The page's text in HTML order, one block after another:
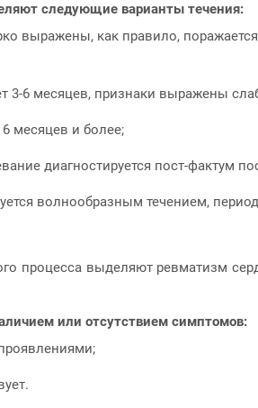
следующие варианты течения:
выражены, как правило,
3-6 месяцев, признаки выражены
месяцев и более;
диагностируется пост-фактум
волнообразным течением,
процесса выделяют ревматизм
или отсутствием симптомов: